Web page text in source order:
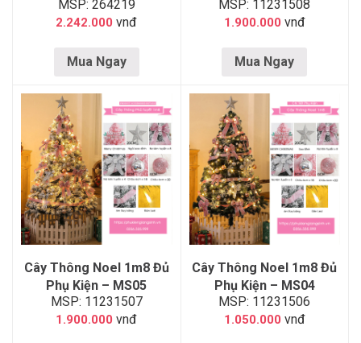
MSP: 264219
2.242.000 vnđ
Mua Ngay
MSP: 11231508
1.900.000 vnđ
Mua Ngay
Cây Thông Noel 1m8 Đủ
Phụ Kiện – MS05
MSP: 11231507
1.900.000 vnđ
Cây Thông Noel 1m8 Đủ
Phụ Kiện – MS04
MSP: 11231506
1.050.000 vnđ